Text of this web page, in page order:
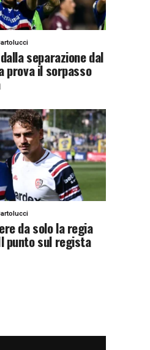
separazione dal
prova il sorpasso
da solo la regia
punto sul regista